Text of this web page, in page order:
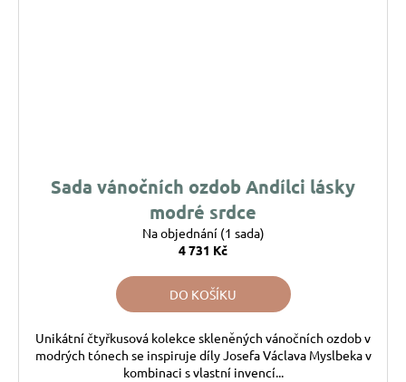
Sada vánočních ozdob Andílci lásky
modré srdce
Na objednání (1 sada)
4 731 Kč
DO KOŠÍKU
Unikátní čtyřkusová kolekce skleněných vánočních ozdob v
modrých tónech se inspiruje díly Josefa Václava Myslbeka v
kombinaci s vlastní invencí...